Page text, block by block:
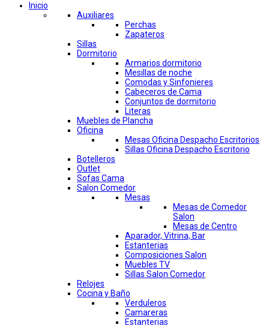
Inicio
Auxiliares
Perchas
Zapateros
Sillas
Dormitorio
Armarios dormitorio
Mesillas de noche
Comodas y Sinfonieres
Cabeceros de Cama
Conjuntos de dormitorio
Literas
Muebles de Plancha
Oficina
Mesas Oficina Despacho Escritorios
Sillas Oficina Despacho Escritorio
Botelleros
Outlet
Sofas Cama
Salon Comedor
Mesas
Mesas de Comedor
Salon
Mesas de Centro
Aparador, Vitrina, Bar
Estanterias
Composiciones Salon
Muebles TV
Sillas Salon Comedor
Relojes
Cocina y Baño
Verduleros
Camareras
Estanterias